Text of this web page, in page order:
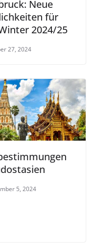
Neue
für
2024/25
27, 2024
5, 2024